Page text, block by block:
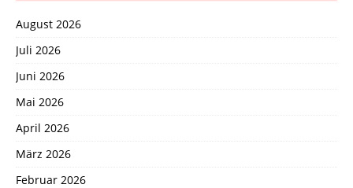
August 2026
Juli 2026
Juni 2026
Mai 2026
April 2026
März 2026
Februar 2026